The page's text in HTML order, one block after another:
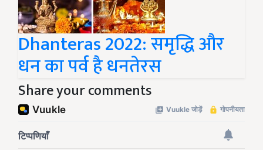
Dhanteras 2022: समृद्धि और
धन का पर्व है धनतेरस
Share your comments